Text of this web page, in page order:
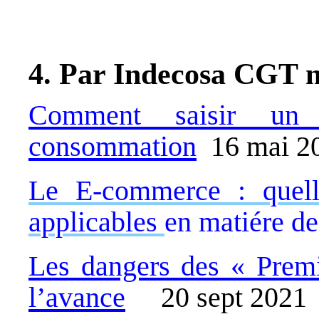
4. Par Indecosa CGT
Comment saisir
consommation 16 mai
Le E-commerce :
applicables en matiére
Les dangers des «
l’avance 20 sept 2021